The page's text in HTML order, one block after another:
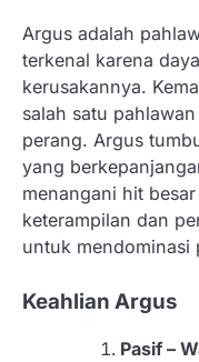
Argus adalah
terkenal karena
kerusakannya.
salah satu
perang. Argus
yang
menangani hit
keterampilan dan
untuk mendominasi
Keahlian Argus
Pasif –